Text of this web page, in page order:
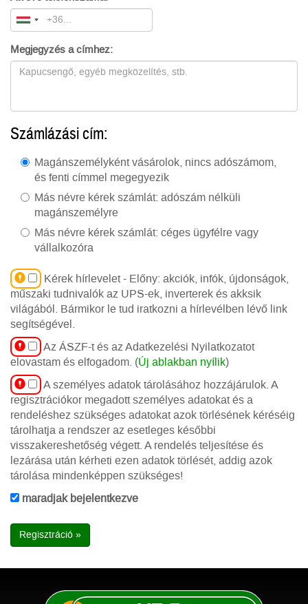
Megjegyzés a címhez:
Számlázási cím:
Magánszemélyként vásárolok, nincs adószámom,
és fenti címmel megegyezik
Más névre kérek számlát: adószám nélküli
magánszemélyre
Más névre kérek számlát: céges ügyfélre vagy
vállalkozóra
Kérek hírlevelet - Előny: akciók, infók, újdonságok,
műszaki tudnivalók az UPS-ek, inverterek és akksik
világából. Bármikor le tud iratkozni a hírlevélben lévő link
segítségével.
Az ÁSZF-t és az Adatkezelési Nyilatkozatot
elovastam és elfogadom. (Új ablakban nyílik)
A személyes adatok tárolásához hozzájárulok. A
regisztrációkor megadott személyes adatokat és a
rendeléshez szükséges adatokat azok törlésének kéréséig
tárolhatja a rendszer az esetleges későbbi
visszakereshetőség végett. A rendelés teljesítése és
lezárása után kérheti ezen adatok törlését, addig azok
tárolása mindenképpen szükséges!
maradjak bejelentkezve